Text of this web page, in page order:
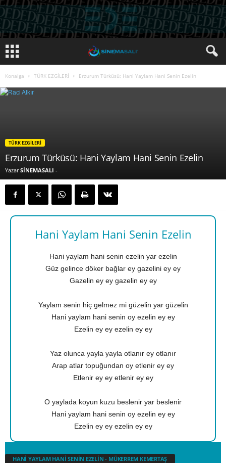
Konalga TÜRK EZGİLERİ Erzurum Türküsü: Hani Yaylam Hani Senin Ezelin
TÜRK EZGİLERİ
Erzurum Türküsü: Hani Yaylam Hani Senin Ezelin
Yazar SİNEMASALI -
Hani Yaylam Hani Senin Ezelin
Hani yaylam hani senin ezelin yar ezelin
Güz gelince döker bağlar ey gazelini ey ey
Gazelin ey ey gazelin ey ey
Yaylam senin hiç gelmez mi güzelin yar güzelin
Hani yaylam hani senin oy ezelin ey ey
Ezelin ey ey ezelin ey ey
Yaz olunca yayla yayla otlanır ey otlanır
Arap atlar topuğundan oy etlenir ey ey
Etlenir ey ey etlenir ey ey
O yaylada koyun kuzu beslenir yar beslenir
Hani yaylam hani senin oy ezelin ey ey
Ezelin ey ey ezelin ey ey
HANİ YAYLAM HANİ SENİN EZELİN - MÜKERREM KEMERTAŞ